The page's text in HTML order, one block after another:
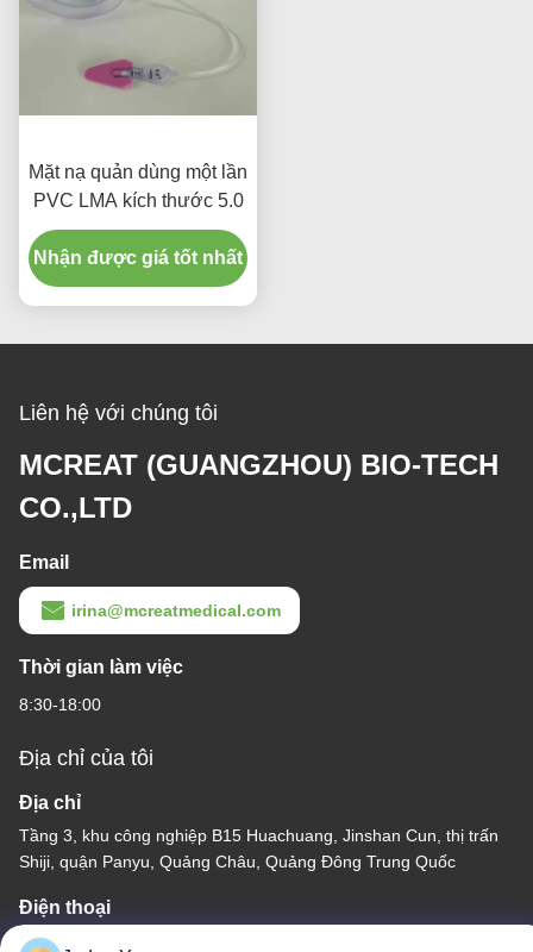
Mặt nạ quản dùng một lần
PVC LMA kích thước 5.0
Nhận được giá tốt nhất
Liên hệ với chúng tôi
MCREAT (GUANGZHOU) BIO-TECH
CO.,LTD
Email
irina@mcreatmedical.com
Thời gian làm việc
8:30-18:00
Địa chỉ của tôi
Địa chỉ
Tầng 3, khu công nghiệp B15 Huachuang, Jinshan Cun, thị trấn
Shiji, quận Panyu, Quảng Châu, Quảng Đông Trung Quốc
Điện thoại
86-020-3156-0583